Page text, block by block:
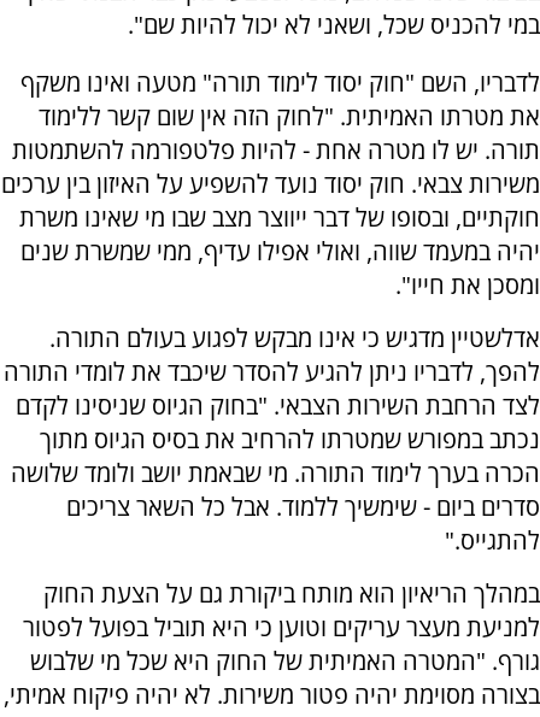
במי להכניס שכל, ושאני לא יכול להיות שם".
לדבריו, השם "חוק יסוד לימוד תורה" מטעה ואינו משקף
את מטרתו האמיתית. "לחוק הזה אין שום קשר ללימוד
תורה. יש לו מטרה אחת - להיות פלטפורמה להשתמטות
משירות צבאי. חוק יסוד נועד להשפיע על האיזון בין ערכים
חוקתיים, ובסופו של דבר ייווצר מצב שבו מי שאינו משרת
יהיה במעמד שווה, ואולי אפילו עדיף, ממי שמשרת שנים
ומסכן את חייו".
אדלשטיין מדגיש כי אינו מבקש לפגוע בעולם התורה.
להפך, לדבריו ניתן להגיע להסדר שיכבד את לומדי התורה
לצד הרחבת השירות הצבאי. "בחוק הגיוס שניסינו לקדם
נכתב במפורש שמטרתו להרחיב את בסיס הגיוס מתוך
הכרה בערך לימוד התורה. מי שבאמת יושב ולומד שלושה
סדרים ביום - שימשיך ללמוד. אבל כל השאר צריכים
להתגייס."
במהלך הריאיון הוא מותח ביקורת גם על הצעת החוק
למניעת מעצר עריקים וטוען כי היא תוביל בפועל לפטור
גורף. "המטרה האמיתית של החוק היא שכל מי שלבוש
בצורה מסוימת יהיה פטור משירות. לא יהיה פיקוח אמיתי,